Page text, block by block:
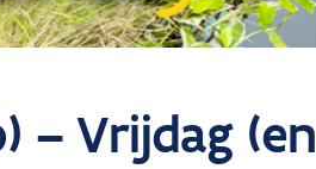
– Vrijdag (en